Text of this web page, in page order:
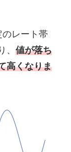
のレート帯
、 値が落ち
高くなりま